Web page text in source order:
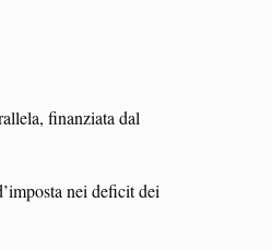
finanziata dal
nei deficit dei